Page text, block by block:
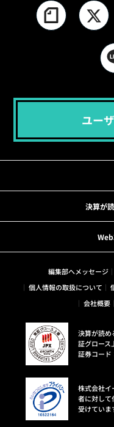
ユー
決算が
編集部へメッセージ
個人情報の取扱について
会社概要
決算が読め
証グロース
証券コード
株式会社イ
者に対して
受けていま